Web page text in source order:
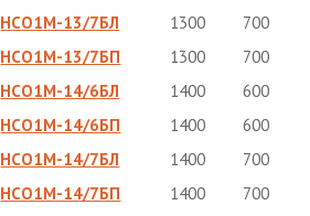
НСО1М-13/7БЛ
1300
700
НСО1М-13/7БП
1300
700
НСО1М-14/6БЛ
1400
600
НСО1М-14/6БП
1400
600
НСО1М-14/7БЛ
1400
700
НСО1М-14/7БП
1400
700